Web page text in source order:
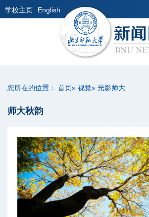
学校主页 English
您所在的位置： 首页» 视觉» 光影师大
师大秋韵